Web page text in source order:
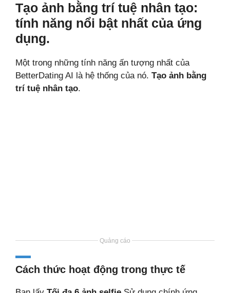
Tạo ảnh bằng trí tuệ nhân tạo:
tính năng nổi bật nhất của ứng
dụng.
Một trong những tính năng ấn tượng nhất của
BetterDating AI là hệ thống của nó. Tạo ảnh bằng
trí tuệ nhân tạo.
Quảng cáo
Cách thức hoạt động trong thực tế